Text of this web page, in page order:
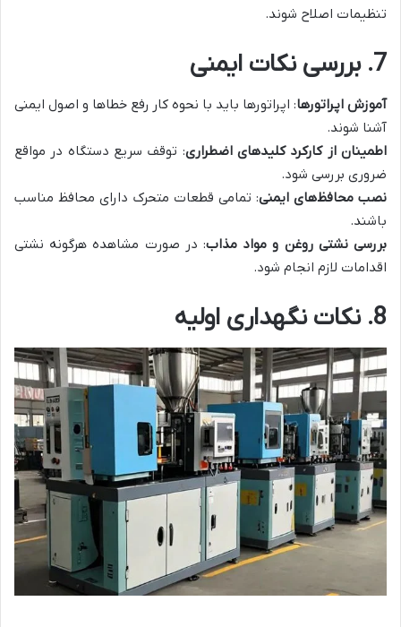
تنظیمات اصلاح شوند.
7. بررسی نکات ایمنی
آموزش اپراتورها: اپراتورها باید با نحوه کار رفع خطاها و اصول ایمنی
آشنا شوند.
اطمینان از کارکرد کلیدهای اضطراری: توقف سریع دستگاه در مواقع
ضروری بررسی شود.
نصب محافظ‌های ایمنی: تمامی قطعات متحرک دارای محافظ مناسب
باشند.
بررسی نشتی روغن و مواد مذاب: در صورت مشاهده هرگونه نشتی
اقدامات لازم انجام شود.
8. نکات نگهداری اولیه